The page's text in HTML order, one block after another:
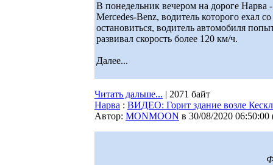
В понедельник вечером на дороге
Mercedes-Benz, водитель которого ехал
остановиться, водитель автомобиля
развивал скорость более 120 км/ч.
Далее...
Читать дальше... | 2071 байт
Нарва : ВИДЕО: Горит здание возле
Автор: MONMOON в 30/08/2020 06:50:00